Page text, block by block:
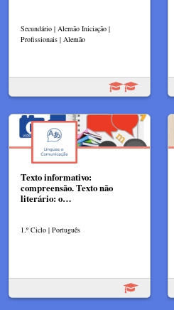
Secundário | Alemão Iniciação |
Profissionais | Alemão
Texto informativo:
compreensão. Texto não
literário: o…
1.º Ciclo | Português